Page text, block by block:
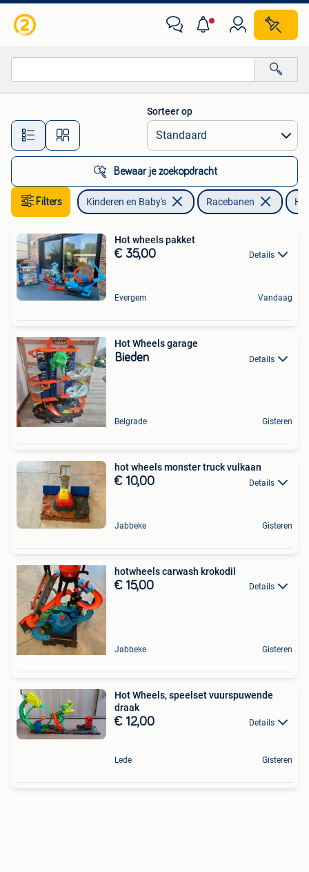
Alle afstanden…
Sorteer op
Bewaar je zoekopdracht
Filters Kinderen en Baby's Racebanen
Hot wheels pakket
€ 35,00 Details
Evergem Vandaag
Hot Wheels garage
Bieden Details
Belgrade Gisteren
hot wheels monster truck vulkaan
€ 10,00 Details
Jabbeke Gisteren
hotwheels carwash krokodil
€ 15,00 Details
Jabbeke Gisteren
Hot Wheels, speelset vuurspuwende
draak
€ 12,00 Details
Lede Gisteren